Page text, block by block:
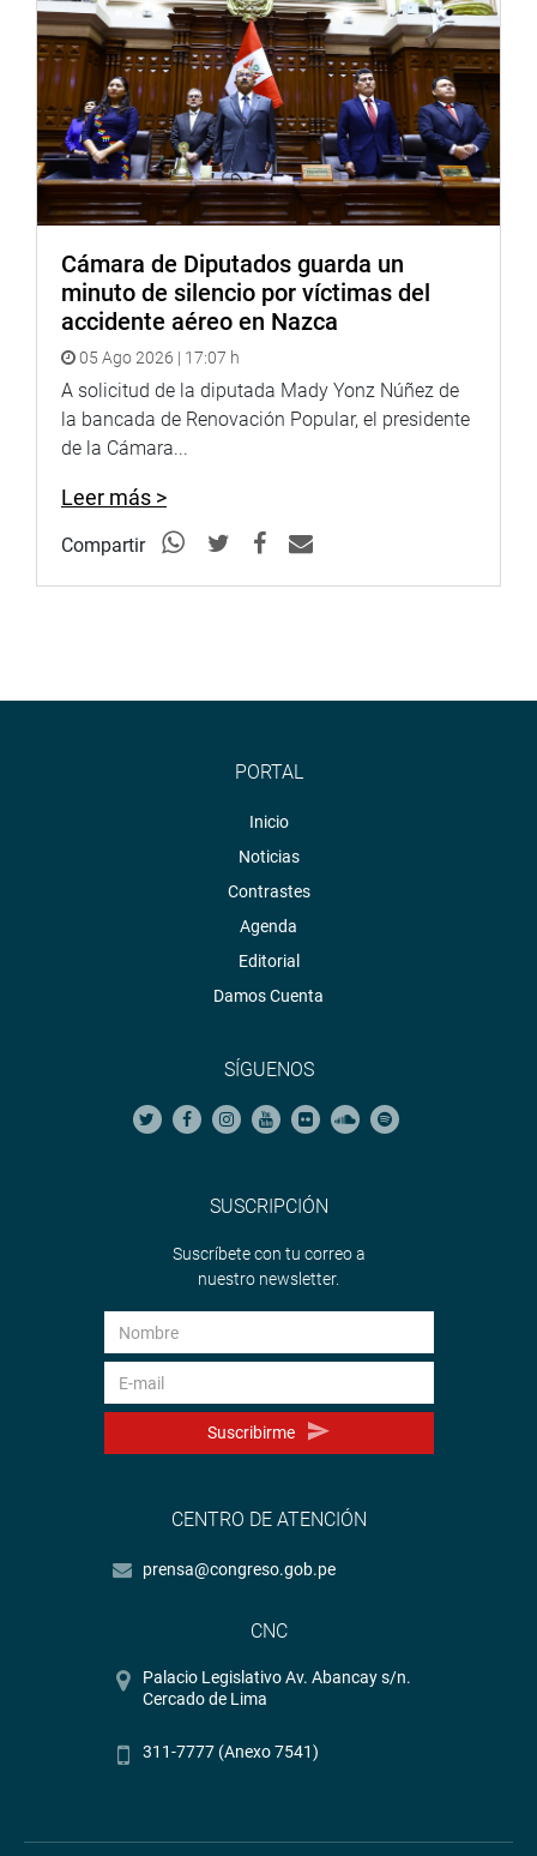
Cámara de Diputados guarda un
minuto de silencio por víctimas del
accidente aéreo en Nazca
05 Ago 2026 | 17:07 h
A solicitud de la diputada Mady Yonz Núñez de
la bancada de Renovación Popular, el presidente
de la Cámara...
Leer más >
Compartir
PORTAL
Inicio
Noticias
Contrastes
Agenda
Editorial
Damos Cuenta
SÍGUENOS
SUSCRIPCIÓN
Suscríbete con tu correo a
nuestro newsletter.
Suscribirme
CENTRO DE ATENCIÓN
prensa@congreso.gob.pe
CNC
Palacio Legislativo Av. Abancay s/n.
Cercado de Lima
311-7777 (Anexo 7541)